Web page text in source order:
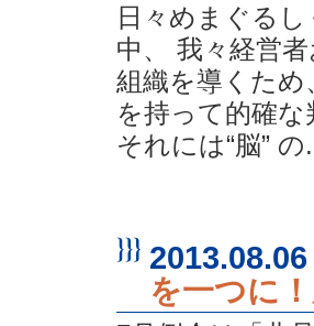
日々めまぐる
中、 我々経営
組織を導くた
を持って的確
それには“脳” の
2013.08.06
を一つに